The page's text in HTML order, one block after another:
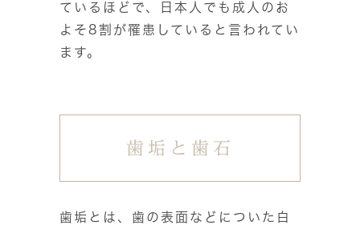
ているほどで、日本人でも成人のお
よそ8割が罹患していると言われてい
ます。
歯垢と歯石
歯垢とは、歯の表面などについた白